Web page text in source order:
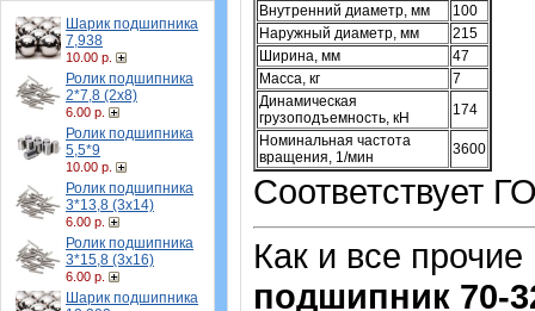
Шарик подшипника
7,938
10.00 р.
Ролик подшипника
2*7,8 (2х8)
6.00 р.
Ролик подшипника
5,5*9
10.00 р.
Ролик подшипника
3*13,8 (3х14)
6.00 р.
Ролик подшипника
3*15,8 (3х16)
6.00 р.
Шарик подшипника
Внутренний диаметр, мм
100
Наружный диаметр, мм
215
Ширина, мм
47
Масса, кг
7
Динамическая
грузоподъемность, кН
174
Номинальная частота
вращения, 1/мин
3600
Соответствует
Как и все
подшипник 70-